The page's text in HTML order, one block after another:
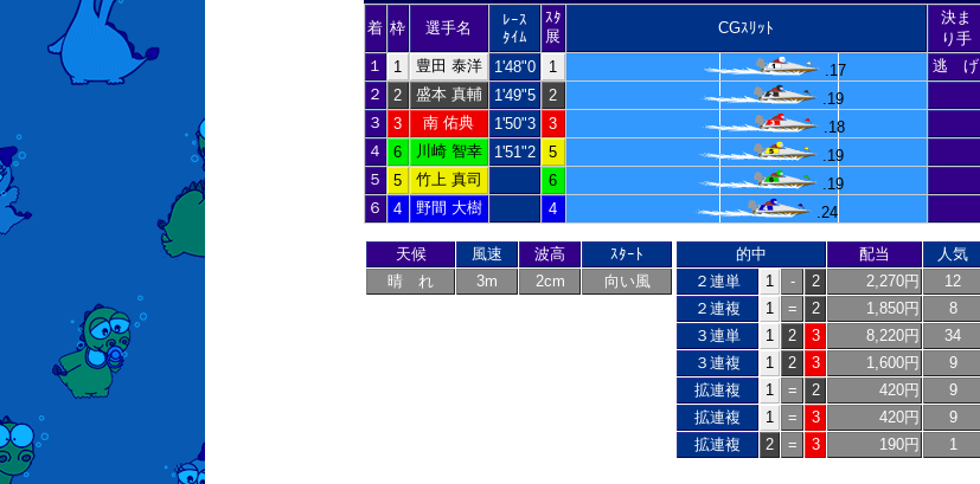
着 枠 選手名
ﾚｰｽ
ﾀｲﾑ
ｽﾀ
展
CGｽﾘｯﾄ
決ま
り手
１
1 豊田 泰洋 1'48"0 1 .17
逃 げ
２
2 盛本 真輔 1'49"5 2
.19
３
3 南 佑典 1'50"3 3
.18
４
6 川崎 智幸 1'51"2 5
.19
５
5 竹上 真司 6
.19
６
4 野間 大樹 4 .24
天候 風速 波高
ｽﾀｰﾄ
晴 れ
3m 2cm 向い風
的中 配当
人気
２連単
1 - 2 2,270円
12
２連複
1 = 2 1,850円
8
３連単
1 2 3 8,220円
34
３連複
1 2 3 1,600円
9
拡連複
1 = 2 420円
9
拡連複
1 = 3 420円
9
拡連複
2 = 3 190円 1